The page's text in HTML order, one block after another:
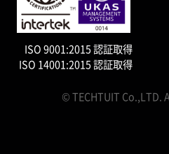
ISO 9001:2015 認証取得
ISO 14001:2015 認証取得
© TECHTUIT Co.,LTD.